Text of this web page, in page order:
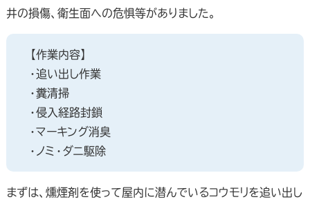
井の損傷、衛生面への危惧等がありました。
【作業内容】
・追い出し作業
・糞清掃
・侵入経路封鎖
・マーキング消臭
・ノミ・ダニ駆除
まずは、燻煙剤を使って屋内に潜んでいるコウモリを追い出し